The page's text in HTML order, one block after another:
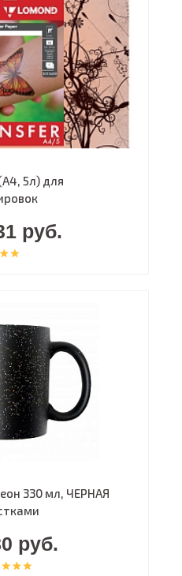
5л) для
руб.
330 мл, ЧЕРНАЯ
руб.